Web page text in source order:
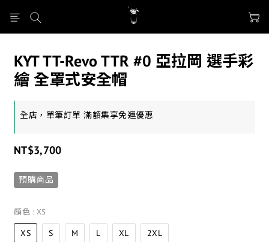
KYT TT-Revo TTR #0 亞拉岡 選手彩
繪 全罩式安全帽
全店，單筆訂單 滿額集享免運優惠
NT$3,700
預購商品
顏色 : XS
XS S M L XL 2XL